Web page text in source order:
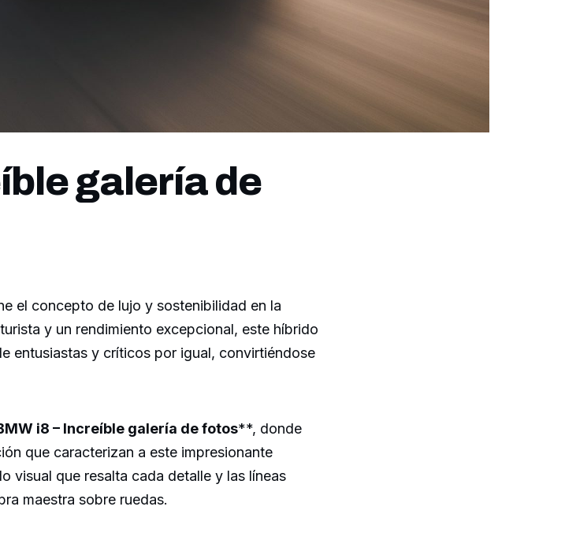
galería de
el concepto de lujo y sostenibilidad en la
y un rendimiento excepcional, este híbrido
entusiastas y críticos por igual, convirtiéndose
i8 – Increíble galería de fotos**, donde
que caracterizan a este impresionante
visual que resalta cada detalle y las líneas
maestra sobre ruedas.